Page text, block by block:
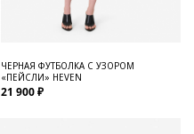
ЧЕРНАЯ ФУТБОЛКА С УЗОРОМ
«ПЕЙСЛИ» HEVEN
21 900 ₽